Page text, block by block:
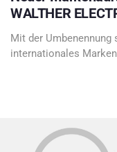
WALTHER
Mit der
internationales